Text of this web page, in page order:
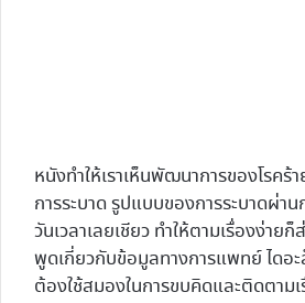
หนังทำให้เราเห็นพัฒนาการของโรค
การระบาด รูปแบบของการระบาดผ่า
วันเวลาเลยเชียว ทำให้ตามเรื่องง่า
พูดเกี่ยวกับข้อมูลทางการแพทย์ ไดอะ
ต้องใช้สมองในการขบคิดและติดตาม